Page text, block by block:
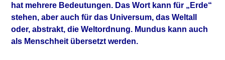
hat mehrere Bedeutungen. Das Wort kann für „Erde“
stehen, aber auch für das Universum, das Weltall
oder, abstrakt, die Weltordnung. Mundus kann auch
als Menschheit übersetzt werden.